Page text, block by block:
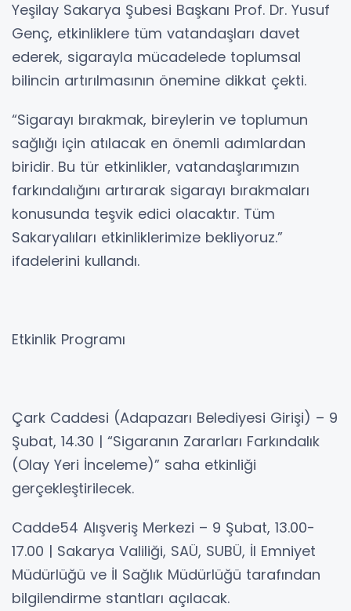
Yeşilay Sakarya Şubesi Başkanı Prof. Dr. Yusuf
Genç, etkinliklere tüm vatandaşları davet
ederek, sigarayla mücadelede toplumsal
bilincin artırılmasının önemine dikkat çekti.
“Sigarayı bırakmak, bireylerin ve toplumun
sağlığı için atılacak en önemli adımlardan
biridir. Bu tür etkinlikler, vatandaşlarımızın
farkındalığını artırarak sigarayı bırakmaları
konusunda teşvik edici olacaktır. Tüm
Sakaryalıları etkinliklerimize bekliyoruz.”
ifadelerini kullandı.
Etkinlik Programı
Çark Caddesi (Adapazarı Belediyesi Girişi) – 9
Şubat, 14.30 | “Sigaranın Zararları Farkındalık
(Olay Yeri İnceleme)” saha etkinliği
gerçekleştirilecek.
Cadde54 Alışveriş Merkezi – 9 Şubat, 13.00-
17.00 | Sakarya Valiliği, SAÜ, SUBÜ, İl Emniyet
Müdürlüğü ve İl Sağlık Müdürlüğü tarafından
bilgilendirme stantları açılacak.